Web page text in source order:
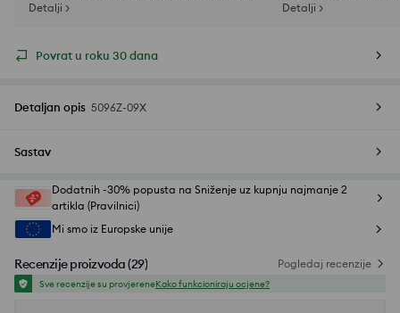
Detalji >
Detalji >
Povrat u roku 30 dana
Detaljan opis 5096Z-09X
Sastav
Dodatnih -30% popusta na Sniženje uz kupnju najmanje 2
artikla (Pravilnici)
Mi smo iz Europske unije
Recenzije proizvoda(29) Pogledaj recenzije
Sve recenzije su provjereneKako funkcioniraju ocjene?